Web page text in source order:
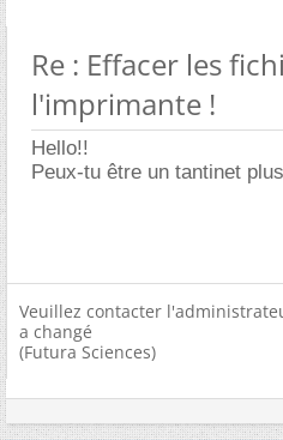
Re : Effacer les
l'imprimante !
Hello!!
Peux-tu être un tantinet
Veuillez contacter
a changé
(Futura Sciences)